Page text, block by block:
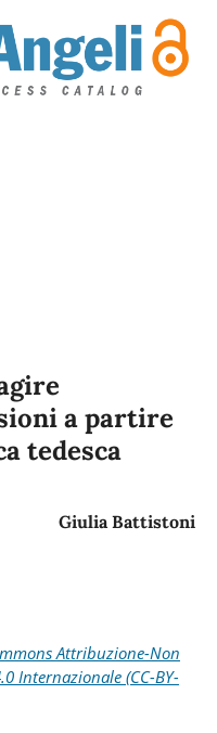
a partire
tedesca
Giulia Battistoni
Attribuzione-Non
Internazionale (CC-BY-